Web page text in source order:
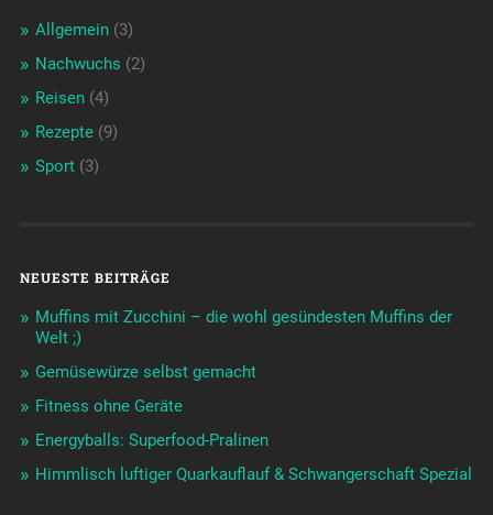
Allgemein(3)
Nachwuchs (2)
Reisen(4)
Rezepte(9)
Sport(3)
NEUESTE BEITRÄGE
Muffins mit Zucchini – die wohl gesündesten Muffins der
Welt ;)
Gemüsewürze selbst gemacht
Fitness ohne Geräte
Energyballs: Superfood-Pralinen
Himmlisch luftiger Quarkauflauf & Schwangerschaft Spezial